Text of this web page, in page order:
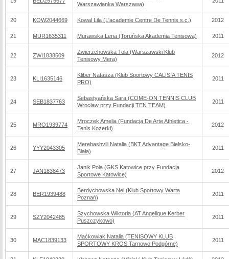
Warszawianka Warszawa)
20 KOW2044669 Kowal Lila (L'academie Centre De Tennis s.c.) 2012
21 MUR1635311 Murawska Lena (Toruńska Akademia Tenisowa) 2011
22 ZWI1838509
Zwierzchowska Tola (Warszawski Klub
Tenisowy Mera)
2012
23 KLI1635146
Kliber Natasza (Klub Sportowy CALISIA TENIS
PRO)
2011
24 SEB1837763
Sebastyańska Sara (COME-ON TENNIS CLUB
Wrocław przy Fundacji TEN TEAM)
2011
25 MRO1939774
Mroczek Amelia (Fundacja De Arte Athletica -
Tenis Kozerki)
2012
26 YYY2043305
Merebashvili Natalia (BKT Advantage Bielsko-
Biała)
2011
27 JAN1838473
Janik Pola (GKS Katowice przy Fundacja
Sportowe Katowice)
2012
28 BER1939488
Berdychowska Nel (Klub Sportowy Warta
Poznań)
2011
29 SZY2042485
Szychowska Wiktoria (AT Angelique Kerber
Puszczykowo)
2011
30 MAC1839133
Maćkowiak Natalia (TENISOWY KLUB
SPORTOWY KROS Tarnowo Podgórne)
2011